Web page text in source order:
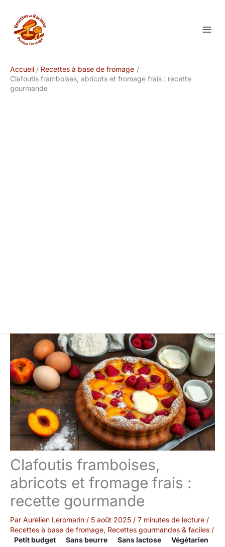
contenu
Accueil
Recettes à base de fromage
Clafoutis framboises, abricots et fromage frais : recette
gourmande
Clafoutis framboises,
abricots et fromage frais :
recette gourmande
Par Aurélien Leromarin / 5 août 2025 / 7 minutes de lecture /
Recettes à base de fromage, Recettes gourmandes & faciles /
Petit budget
Sans beurre Sans lactose Végétarien